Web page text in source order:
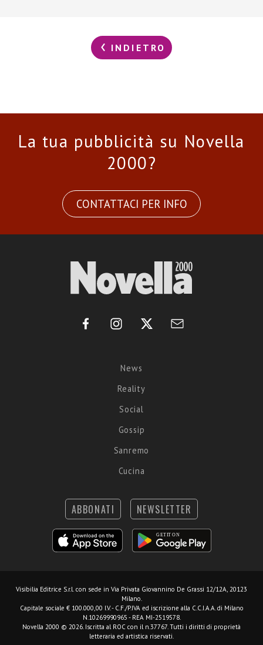
INDIETRO
La tua pubblicità su Novella
2000?
CONTATTACI PER INFO
News
Reality
Social
Gossip
Sanremo
Cucina
ABBONATI NEWSLETTER
Visibilia Editrice S.r.l. con sede in Via Privata Giovannino De Grassi 12/12A, 20123
Milano.
Capitale sociale € 100.000,00 I.V. - C.F./P.IVA ed iscrizione alla C.C.I.A.A. di Milano
N.10269990965 - REA MI-2519578.
Novella 2000 © 2026. Iscritta al ROC con il n.37767. Tutti i diritti di proprietà
letteraria ed artistica riservati.